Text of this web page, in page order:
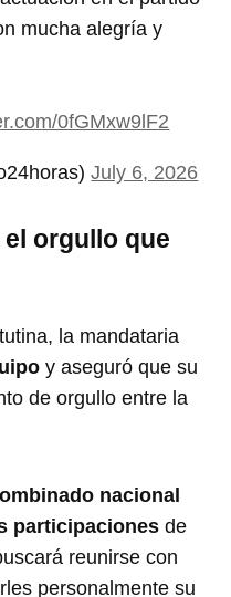
mucha alegría y
0fGMxw9lF2
July 6, 2026
orgullo que
la mandataria
y aseguró que su
de orgullo entre la
nacional
participacionesde
reunirse con
personalmente su